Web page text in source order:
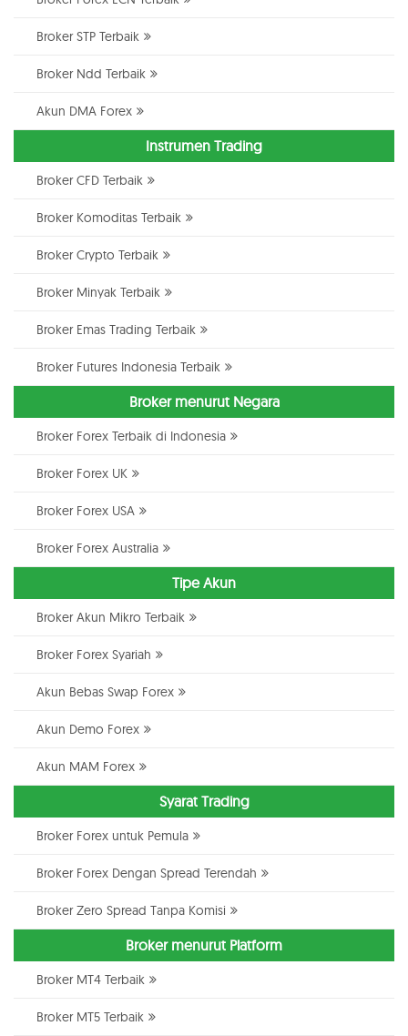
Broker STP Terbaik
Broker Ndd Terbaik
Akun DMA Forex
Instrumen Trading
Broker CFD Terbaik
Broker Komoditas Terbaik
Broker Crypto Terbaik
Broker Minyak Terbaik
Broker Emas Trading Terbaik
Broker Futures Indonesia Terbaik
Broker menurut Negara
Broker Forex Terbaik di Indonesia
Broker Forex UK
Broker Forex USA
Broker Forex Australia
Tipe Akun
Broker Akun Mikro Terbaik
Broker Forex Syariah
Akun Bebas Swap Forex
Akun Demo Forex
Akun MAM Forex
Syarat Trading
Broker Forex untuk Pemula
Broker Forex Dengan Spread Terendah
Broker Zero Spread Tanpa Komisi
Broker menurut Platform
Broker MT4 Terbaik
Broker MT5 Terbaik